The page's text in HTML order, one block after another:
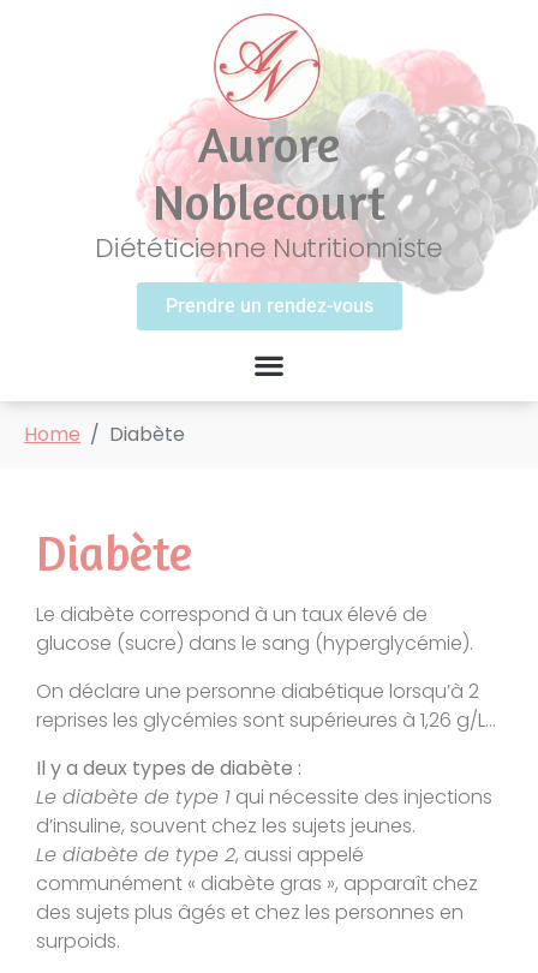
Aurore
Noblecourt
Diététicienne Nutritionniste
Prendre un rendez-vous
Home Diabète
Diabète
Le diabète correspond à un taux élevé de
glucose (sucre) dans le sang (hyperglycémie).
On déclare une personne diabétique lorsqu’à 2
reprises les glycémies sont supérieures à 1,26 g/L…
Il y a deux types de diabète :
Le diabète de type 1 qui nécessite des injections
d’insuline, souvent chez les sujets jeunes.
Le diabète de type 2, aussi appelé
communément « diabète gras », apparaît chez
des sujets plus âgés et chez les personnes en
surpoids.